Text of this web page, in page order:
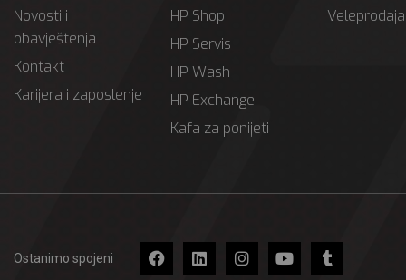
Novosti i
obavještenja
Kontakt
Karijera i zaposlenje
HP Shop
HP Servis
HP Wash
HP Exchange
Kafa za ponijeti
Veleprodaja
Ostanimo spojeni